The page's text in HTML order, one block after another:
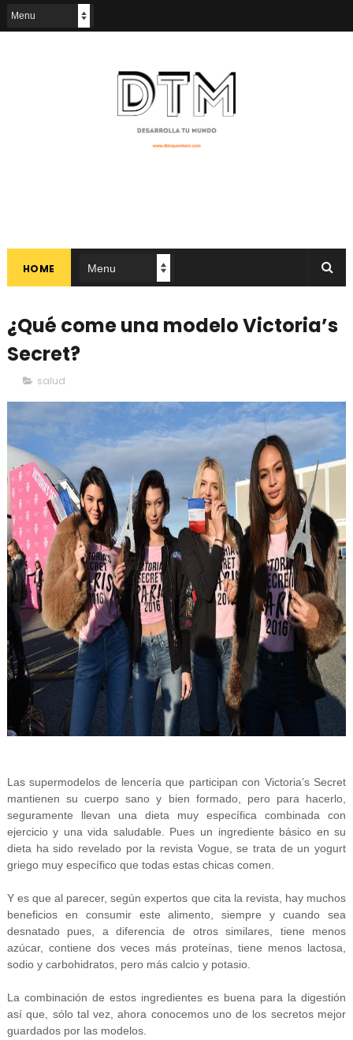
HOME
¿Qué come una modelo Victoria’s
Secret?
salud
Las supermodelos de lencería que participan con Victoria’s Secret
mantienen su cuerpo sano y bien formado, pero para hacerlo,
seguramente llevan una dieta muy específica combinada con
ejercicio y una vida saludable. Pues un ingrediente básico en su
dieta ha sido revelado por la revista Vogue, se trata de un yogurt
griego muy específico que todas estas chicas comen.
Y es que al parecer, según expertos que cita la revista, hay muchos
beneficios en consumir este alimento, siempre y cuando sea
desnatado pues, a diferencia de otros similares, tiene menos
azúcar, contiene dos veces más proteínas, tiene menos lactosa,
sodio y carbohidratos, pero más calcio y potasio.
La combinación de estos ingredientes es buena para la digestión
así que, sólo tal vez, ahora conocemos uno de los secretos mejor
guardados por las modelos.